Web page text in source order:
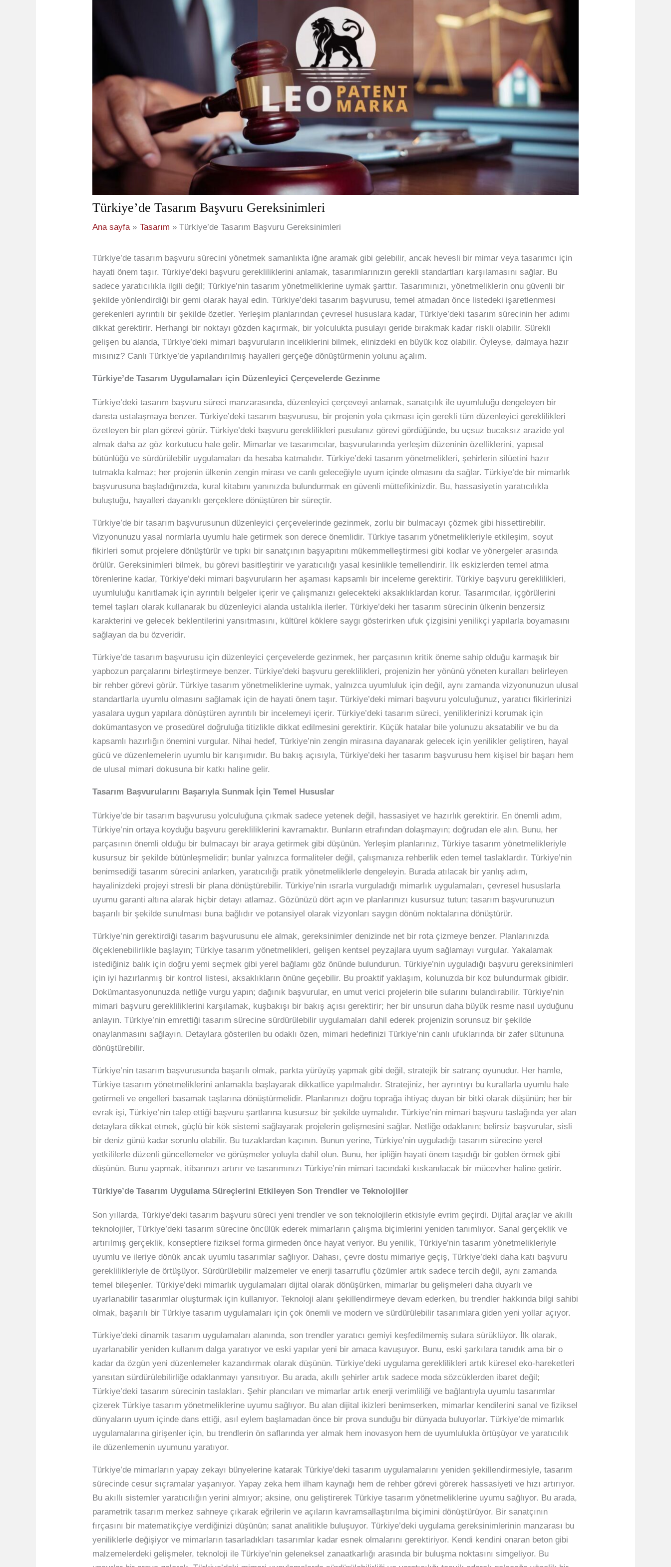
Türkiye’de Tasarım Başvuru Gereksinimleri
Ana sayfa Tasarım Türkiye’de Tasarım Başvuru Gereksinimleri
Türkiye’de tasarım başvuru sürecini yönetmek samanlıkta iğne aramak gibi gelebilir, ancak hevesli bir mimar veya tasarımcı için
hayati önem taşır. Türkiye’deki başvuru gerekliliklerini anlamak, tasarımlarınızın gerekli standartları karşılamasını sağlar. Bu
sadece yaratıcılıkla ilgili değil; Türkiye’nin tasarım yönetmeliklerine uymak şarttır. Tasarımınızı, yönetmeliklerin onu güvenli bir
şekilde yönlendirdiği bir gemi olarak hayal edin. Türkiye’deki tasarım başvurusu, temel atmadan önce listedeki işaretlenmesi
gerekenleri ayrıntılı bir şekilde özetler. Yerleşim planlarından çevresel hususlara kadar, Türkiye’deki tasarım sürecinin her adımı
dikkat gerektirir. Herhangi bir noktayı gözden kaçırmak, bir yolculukta pusulayı geride bırakmak kadar riskli olabilir. Sürekli
gelişen bu alanda, Türkiye’deki mimari başvuruların inceliklerini bilmek, elinizdeki en büyük koz olabilir. Öyleyse, dalmaya hazır
mısınız? Canlı Türkiye’de yapılandırılmış hayalleri gerçeğe dönüştürmenin yolunu açalım.
Türkiye’de Tasarım Uygulamaları için Düzenleyici Çerçevelerde Gezinme
Türkiye’deki tasarım başvuru süreci manzarasında, düzenleyici çerçeveyi anlamak, sanatçılık ile uyumluluğu dengeleyen bir
dansta ustalaşmaya benzer. Türkiye’deki tasarım başvurusu, bir projenin yola çıkması için gerekli tüm düzenleyici gereklilikleri
özetleyen bir plan görevi görür. Türkiye’deki başvuru gereklilikleri pusulanız görevi gördüğünde, bu uçsuz bucaksız arazide yol
almak daha az göz korkutucu hale gelir. Mimarlar ve tasarımcılar, başvurularında yerleşim düzeninin özelliklerini, yapısal
bütünlüğü ve sürdürülebilir uygulamaları da hesaba katmalıdır. Türkiye’deki tasarım yönetmelikleri, şehirlerin silüetini hazır
tutmakla kalmaz; her projenin ülkenin zengin mirası ve canlı geleceğiyle uyum içinde olmasını da sağlar. Türkiye’de bir mimarlık
başvurusuna başladığınızda, kural kitabını yanınızda bulundurmak en güvenli müttefikinizdir. Bu, hassasiyetin yaratıcılıkla
buluştuğu, hayalleri dayanıklı gerçeklere dönüştüren bir süreçtir.
Türkiye’de bir tasarım başvurusunun düzenleyici çerçevelerinde gezinmek, zorlu bir bulmacayı çözmek gibi hissettirebilir.
Vizyonunuzu yasal normlarla uyumlu hale getirmek son derece önemlidir. Türkiye tasarım yönetmelikleriyle etkileşim, soyut
fikirleri somut projelere dönüştürür ve tıpkı bir sanatçının başyapıtını mükemmelleştirmesi gibi kodlar ve yönergeler arasında
örülür. Gereksinimleri bilmek, bu görevi basitleştirir ve yaratıcılığı yasal kesinlikle temellendirir. İlk eskizlerden temel atma
törenlerine kadar, Türkiye’deki mimari başvuruların her aşaması kapsamlı bir inceleme gerektirir. Türkiye başvuru gereklilikleri,
uyumluluğu kanıtlamak için ayrıntılı belgeler içerir ve çalışmanızı gelecekteki aksaklıklardan korur. Tasarımcılar, içgörülerini
temel taşları olarak kullanarak bu düzenleyici alanda ustalıkla ilerler. Türkiye’deki her tasarım sürecinin ülkenin benzersiz
karakterini ve gelecek beklentilerini yansıtmasını, kültürel köklere saygı gösterirken ufuk çizgisini yenilikçi yapılarla boyamasını
sağlayan da bu özveridir.
Türkiye’de tasarım başvurusu için düzenleyici çerçevelerde gezinmek, her parçasının kritik öneme sahip olduğu karmaşık bir
yapbozun parçalarını birleştirmeye benzer. Türkiye’deki başvuru gereklilikleri, projenizin her yönünü yöneten kuralları belirleyen
bir rehber görevi görür. Türkiye tasarım yönetmeliklerine uymak, yalnızca uyumluluk için değil, aynı zamanda vizyonunuzun ulusal
standartlarla uyumlu olmasını sağlamak için de hayati önem taşır. Türkiye’deki mimari başvuru yolculuğunuz, yaratıcı fikirlerinizi
yasalara uygun yapılara dönüştüren ayrıntılı bir incelemeyi içerir. Türkiye’deki tasarım süreci, yeniliklerinizi korumak için
dokümantasyon ve prosedürel doğruluğa titizlikle dikkat edilmesini gerektirir. Küçük hatalar bile yolunuzu aksatabilir ve bu da
kapsamlı hazırlığın önemini vurgular. Nihai hedef, Türkiye’nin zengin mirasına dayanarak gelecek için yenilikler geliştiren, hayal
gücü ve düzenlemelerin uyumlu bir karışımıdır. Bu bakış açısıyla, Türkiye’deki her tasarım başvurusu hem kişisel bir başarı hem
de ulusal mimari dokusuna bir katkı haline gelir.
Tasarım Başvurularını Başarıyla Sunmak İçin Temel Hususlar
Türkiye’de bir tasarım başvurusu yolculuğuna çıkmak sadece yetenek değil, hassasiyet ve hazırlık gerektirir. En önemli adım,
Türkiye’nin ortaya koyduğu başvuru gerekliliklerini kavramaktır. Bunların etrafından dolaşmayın; doğrudan ele alın. Bunu, her
parçasının önemli olduğu bir bulmacayı bir araya getirmek gibi düşünün. Yerleşim planlarınız, Türkiye tasarım yönetmelikleriyle
kusursuz bir şekilde bütünleşmelidir; bunlar yalnızca formaliteler değil, çalışmanıza rehberlik eden temel taslaklardır. Türkiye’nin
benimsediği tasarım sürecini anlarken, yaratıcılığı pratik yönetmeliklerle dengeleyin. Burada atılacak bir yanlış adım,
hayalinizdeki projeyi stresli bir plana dönüştürebilir. Türkiye’nin ısrarla vurguladığı mimarlık uygulamaları, çevresel hususlarla
uyumu garanti altına alarak hiçbir detayı atlamaz. Gözünüzü dört açın ve planlarınızı kusursuz tutun; tasarım başvurunuzun
başarılı bir şekilde sunulması buna bağlıdır ve potansiyel olarak vizyonları saygın dönüm noktalarına dönüştürür.
Türkiye’nin gerektirdiği tasarım başvurusunu ele almak, gereksinimler denizinde net bir rota çizmeye benzer. Planlarınızda
ölçeklenebilirlikle başlayın; Türkiye tasarım yönetmelikleri, gelişen kentsel peyzajlara uyum sağlamayı vurgular. Yakalamak
istediğiniz balık için doğru yemi seçmek gibi yerel bağlamı göz önünde bulundurun. Türkiye’nin uyguladığı başvuru gereksinimleri
için iyi hazırlanmış bir kontrol listesi, aksaklıkların önüne geçebilir. Bu proaktif yaklaşım, kolunuzda bir koz bulundurmak gibidir.
Dokümantasyonunuzda netliğe vurgu yapın; dağınık başvurular, en umut verici projelerin bile sularını bulandırabilir. Türkiye’nin
mimari başvuru gerekliliklerini karşılamak, kuşbakışı bir bakış açısı gerektirir; her bir unsurun daha büyük resme nasıl uyduğunu
anlayın. Türkiye’nin emrettiği tasarım sürecine sürdürülebilir uygulamaları dahil ederek projenizin sorunsuz bir şekilde
onaylanmasını sağlayın. Detaylara gösterilen bu odaklı özen, mimari hedefinizi Türkiye’nin canlı ufuklarında bir zafer sütununa
dönüştürebilir.
Türkiye’nin tasarım başvurusunda başarılı olmak, parkta yürüyüş yapmak gibi değil, stratejik bir satranç oyunudur. Her hamle,
Türkiye tasarım yönetmeliklerini anlamakla başlayarak dikkatlice yapılmalıdır. Stratejiniz, her ayrıntıyı bu kurallarla uyumlu hale
getirmeli ve engelleri basamak taşlarına dönüştürmelidir. Planlarınızı doğru toprağa ihtiyaç duyan bir bitki olarak düşünün; her bir
evrak işi, Türkiye’nin talep ettiği başvuru şartlarına kusursuz bir şekilde uymalıdır. Türkiye’nin mimari başvuru taslağında yer alan
detaylara dikkat etmek, güçlü bir kök sistemi sağlayarak projelerin gelişmesini sağlar. Netliğe odaklanın; belirsiz başvurular, sisli
bir deniz günü kadar sorunlu olabilir. Bu tuzaklardan kaçının. Bunun yerine, Türkiye’nin uyguladığı tasarım sürecine yerel
yetkililerle düzenli güncellemeler ve görüşmeler yoluyla dahil olun. Bunu, her ipliğin hayati önem taşıdığı bir goblen örmek gibi
düşünün. Bunu yapmak, itibarınızı artırır ve tasarımınızı Türkiye’nin mimari tacındaki kıskanılacak bir mücevher haline getirir.
Türkiye’de Tasarım Uygulama Süreçlerini Etkileyen Son Trendler ve Teknolojiler
Son yıllarda, Türkiye’deki tasarım başvuru süreci yeni trendler ve son teknolojilerin etkisiyle evrim geçirdi. Dijital araçlar ve akıllı
teknolojiler, Türkiye’deki tasarım sürecine öncülük ederek mimarların çalışma biçimlerini yeniden tanımlıyor. Sanal gerçeklik ve
artırılmış gerçeklik, konseptlere fiziksel forma girmeden önce hayat veriyor. Bu yenilik, Türkiye’nin tasarım yönetmelikleriyle
uyumlu ve ileriye dönük ancak uyumlu tasarımlar sağlıyor. Dahası, çevre dostu mimariye geçiş, Türkiye’deki daha katı başvuru
gereklilikleriyle de örtüşüyor. Sürdürülebilir malzemeler ve enerji tasarruflu çözümler artık sadece tercih değil, aynı zamanda
temel bileşenler. Türkiye’deki mimarlık uygulamaları dijital olarak dönüşürken, mimarlar bu gelişmeleri daha duyarlı ve
uyarlanabilir tasarımlar oluşturmak için kullanıyor. Teknoloji alanı şekillendirmeye devam ederken, bu trendler hakkında bilgi sahibi
olmak, başarılı bir Türkiye tasarım uygulamaları için çok önemli ve modern ve sürdürülebilir tasarımlara giden yeni yollar açıyor.
Türkiye’deki dinamik tasarım uygulamaları alanında, son trendler yaratıcı gemiyi keşfedilmemiş sulara sürüklüyor. İlk olarak,
uyarlanabilir yeniden kullanım dalga yaratıyor ve eski yapılar yeni bir amaca kavuşuyor. Bunu, eski şarkılara tanıdık ama bir o
kadar da özgün yeni düzenlemeler kazandırmak olarak düşünün. Türkiye’deki uygulama gereklilikleri artık küresel eko-hareketleri
yansıtan sürdürülebilirliğe odaklanmayı yansıtıyor. Bu arada, akıllı şehirler artık sadece moda sözcüklerden ibaret değil;
Türkiye’deki tasarım sürecinin taslakları. Şehir plancıları ve mimarlar artık enerji verimliliği ve bağlantıyla uyumlu tasarımlar
çizerek Türkiye tasarım yönetmeliklerine uyumu sağlıyor. Bu alan dijital ikizleri benimserken, mimarlar kendilerini sanal ve fiziksel
dünyaların uyum içinde dans ettiği, asıl eylem başlamadan önce bir prova sunduğu bir dünyada buluyorlar. Türkiye’de mimarlık
uygulamalarına girişenler için, bu trendlerin ön saflarında yer almak hem inovasyon hem de uyumlulukla örtüşüyor ve yaratıcılık
ile düzenlemenin uyumunu yaratıyor.
Türkiye’de mimarların yapay zekayı bünyelerine katarak Türkiye’deki tasarım uygulamalarını yeniden şekillendirmesiyle, tasarım
sürecinde cesur sıçramalar yaşanıyor. Yapay zeka hem ilham kaynağı hem de rehber görevi görerek hassasiyeti ve hızı artırıyor.
Bu akıllı sistemler yaratıcılığın yerini almıyor; aksine, onu geliştirerek Türkiye tasarım yönetmeliklerine uyumu sağlıyor. Bu arada,
parametrik tasarım merkez sahneye çıkarak eğrilerin ve açıların kavramsallaştırılma biçimini dönüştürüyor. Bir sanatçının
fırçasını bir matematikçiye verdiğinizi düşünün; sanat analitikle buluşuyor. Türkiye’deki uygulama gereksinimlerinin manzarası bu
yeniliklerle değişiyor ve mimarların tasarladıkları tasarımlar kadar esnek olmalarını gerektiriyor. Kendi kendini onaran beton gibi
malzemelerdeki gelişmeler, teknoloji ile Türkiye’nin geleneksel zanaatkarlığı arasında bir buluşma noktasını simgeliyor. Bu